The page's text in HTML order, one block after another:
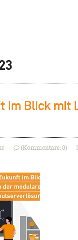
im Blick mit
(Kommentare: 0)